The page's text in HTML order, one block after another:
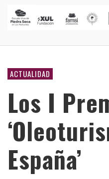
ACTUALIDAD
Los I
España’